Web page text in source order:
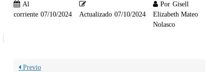
Al
corriente 07/10/2024 Actualizado 07/10/2024
Por Gisell
Elizabeth Mateo
Nolasco
Previo